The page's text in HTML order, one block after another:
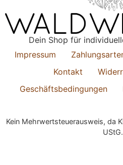
Dein Shop für
Impressum
Kontakt
Geschäftsbedingungen
Kein Mehrwertsteuerausweis, da
UStG.